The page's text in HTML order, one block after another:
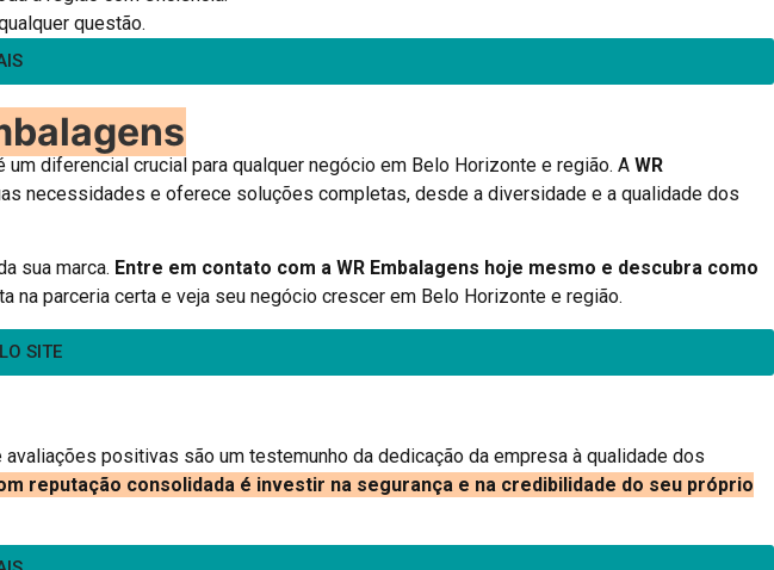
questão.
diferencial crucial para qualquer negócio em Belo Horizonte e região. A WR
necessidades e oferece soluções completas, desde a diversidade e a qualidade dos
sua marca. Entre em contato com a WR Embalagens hoje mesmo e descubra como
na parceria certa e veja seu negócio crescer em Belo Horizonte e região.
SITE
positivas são um testemunho da dedicação da empresa à qualidade dos
reputação consolidada é investir na segurança e na credibilidade do seu próprio